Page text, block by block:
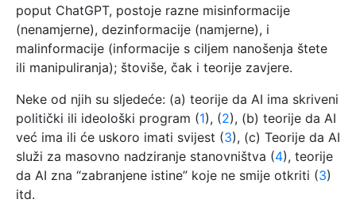
poput ChatGPT, postoje razne misinformacije
(nenamjerne), dezinformacije (namjerne), i
malinformacije (informacije s ciljem nanošenja štete
ili manipuliranja); štoviše, čak i teorije zavjere.
Neke od njih su sljedeće: (a) teorije da AI ima skriveni
politički ili ideološki program (1), (2), (b) teorije da AI
već ima ili će uskoro imati svijest (3), (c) Teorije da AI
služi za masovno nadziranje stanovništva (4), teorije
da AI zna “zabranjene istine” koje ne smije otkriti (3)
itd.